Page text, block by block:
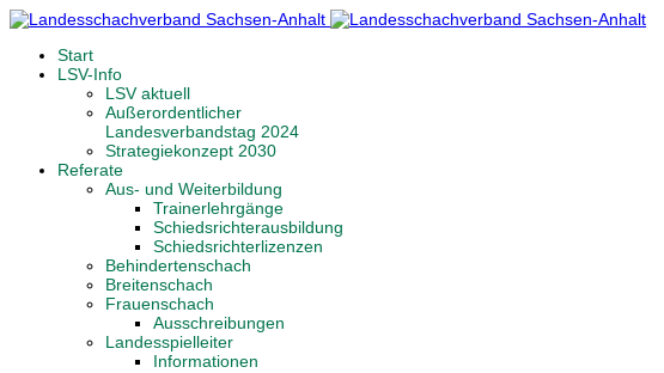
Start
LSV-Info
LSV aktuell
Außerordentlicher
Landesverbandstag 2024
Strategiekonzept 2030
Referate
Aus- und Weiterbildung
Trainerlehrgänge
Schiedsrichterausbildung
Schiedsrichterlizenzen
Behindertenschach
Breitenschach
Frauenschach
Ausschreibungen
Landesspielleiter
Informationen